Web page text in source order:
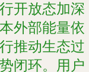
开放态加深
外部能量依
推动生态过
闭环。用户